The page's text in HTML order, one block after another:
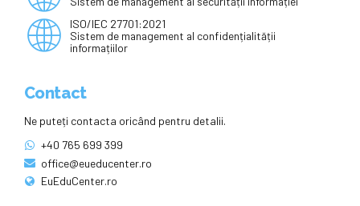
ISO/IEC 27701:2021
Sistem de management al confidențialității
informațiilor
Contact
Ne puteți contacta oricând pentru detalii.
+40 765 699 399
office@eueducenter.ro
EuEduCenter.ro